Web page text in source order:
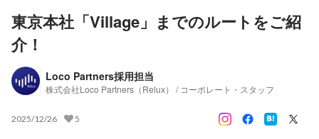
東京本社「Village」までのルートをご紹
介！
Loco Partners採用担当
株式会社Loco Partners（Relux） / コーポレート・スタッフ
2025/12/26 5